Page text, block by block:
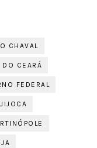
CHAVAL
DO CEARÁ
FEDERAL